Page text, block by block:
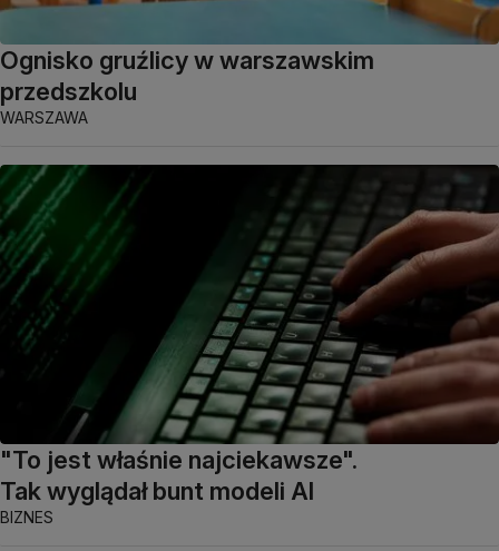
Ognisko gruźlicy w warszawskim
przedszkolu
WARSZAWA
"To jest właśnie najciekawsze".
Tak wyglądał bunt modeli AI
BIZNES